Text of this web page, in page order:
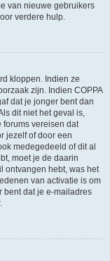
van nieuwe gebruikers
verdere hulp.
kloppen. Indien ze
zijn. Indien COPPA
dat je jonger bent dan
dit niet het geval is,
forums vereisen dat
jezelf of door een
medegedeeld of dit al
moet je de daarin
ontvangen hebt, was het
van activatie is om
bent dat je e-mailadres